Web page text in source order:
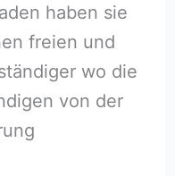
haben sie
freien und
wo die
von der